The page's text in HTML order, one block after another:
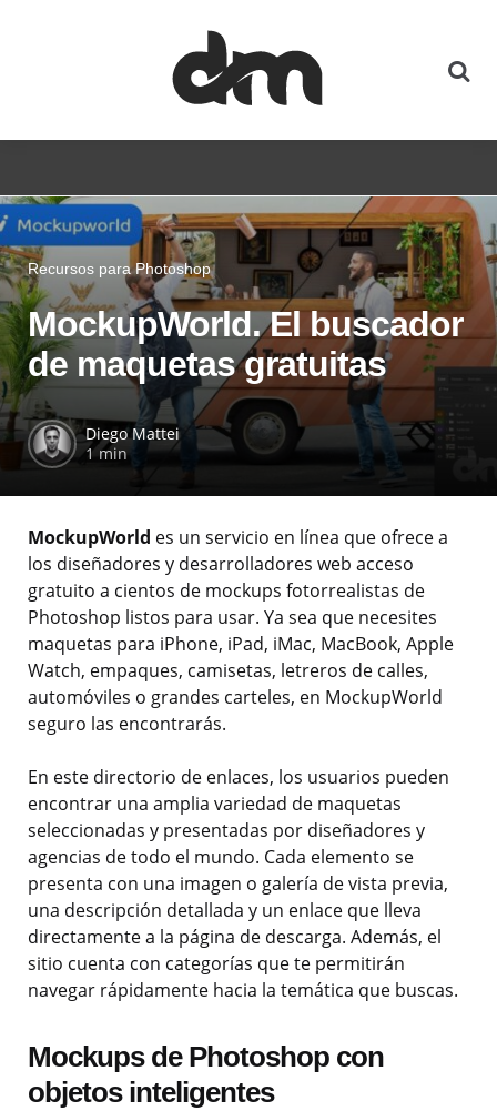
Recursos para Photoshop
MockupWorld. El buscador
de maquetas gratuitas
Diego Mattei
1 min
MockupWorld es un servicio en línea que ofrece a
los diseñadores y desarrolladores web acceso
gratuito a cientos de mockups fotorrealistas de
Photoshop listos para usar. Ya sea que necesites
maquetas para iPhone, iPad, iMac, MacBook, Apple
Watch, empaques, camisetas, letreros de calles,
automóviles o grandes carteles, en MockupWorld
seguro las encontrarás.
En este directorio de enlaces, los usuarios pueden
encontrar una amplia variedad de maquetas
seleccionadas y presentadas por diseñadores y
agencias de todo el mundo. Cada elemento se
presenta con una imagen o galería de vista previa,
una descripción detallada y un enlace que lleva
directamente a la página de descarga. Además, el
sitio cuenta con categorías que te permitirán
navegar rápidamente hacia la temática que buscas.
Mockups de Photoshop con
objetos inteligentes